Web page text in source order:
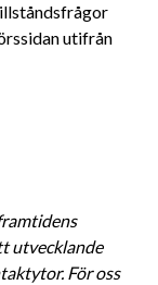
utifrån
utvecklande
För oss